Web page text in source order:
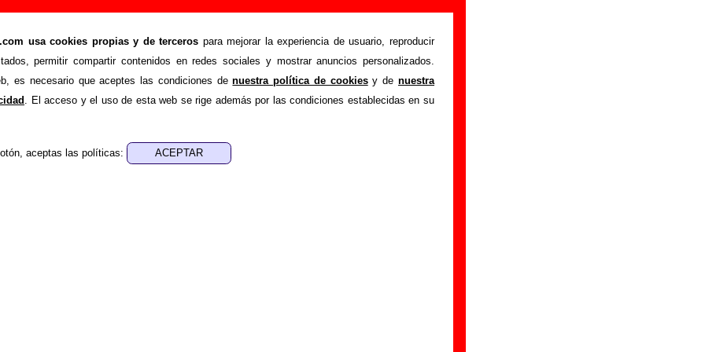
usa cookies propias y de terceros para mejorar la experiencia de usuario, reproducir
permitir compartir contenidos en redes sociales y mostrar anuncios personalizados.
es necesario que aceptes las condiciones denuestra política de cookiesy denuestra
. El acceso y el uso de esta web se rige además por las condiciones establecidas en su
aceptas las políticas:
las de hoy”, canción de La Casa Azul (Letra e información)
>Canciones >En noches como las de hoy
recopilar todo tipo de información sobre lacanción "En noches como las de
La Casa Azul. Además de su letra, también aparecerá información sobre el
sobre los discos en los que está incluido este tema, sobre la grabación del mismo,
esta información .